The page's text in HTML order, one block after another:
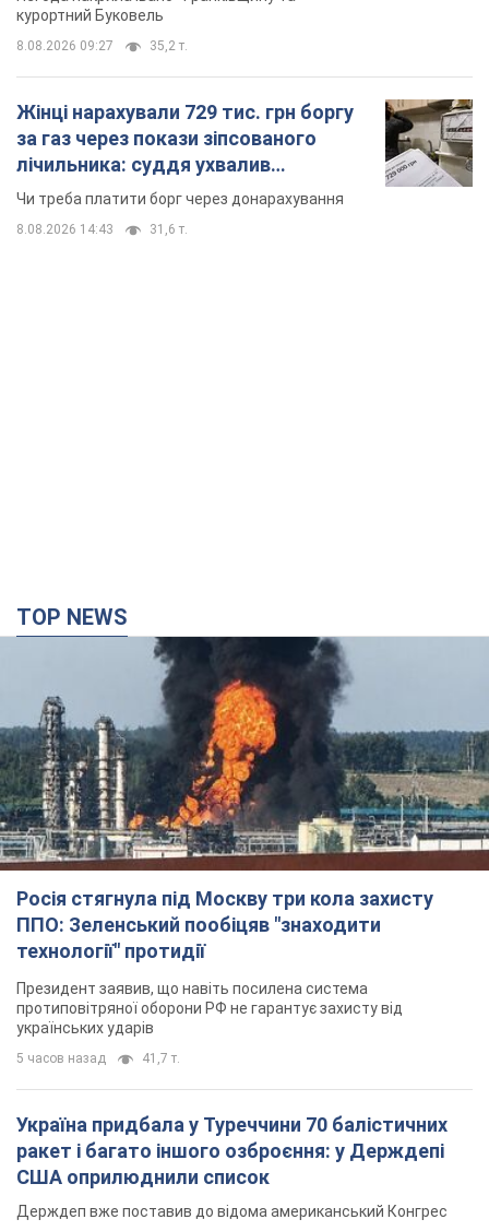
курортний Буковель
8.08.2026 09:27 35,2 т.
Жінці нарахували 729 тис. грн боргу
за газ через покази зіпсованого
лічильника: суддя ухвалив
неочікуване рішення
Чи треба платити борг через донарахування
8.08.2026 14:43 31,6 т.
TOP NEWS
Росія стягнула під Москву три кола захисту
ППО: Зеленський пообіцяв "знаходити
технології" протидії
Президент заявив, що навіть посилена система
протиповітряної оборони РФ не гарантує захисту від
українських ударів
5 часов назад 41,7 т.
Україна придбала у Туреччини 70 балістичних
ракет і багато іншого озброєння: у Держдепі
США оприлюднили список
Держдеп вже поставив до відома американський Конгрес